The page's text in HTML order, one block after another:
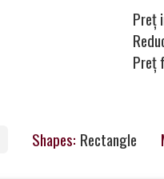
Preț
Preț
Shapes: Rectangle